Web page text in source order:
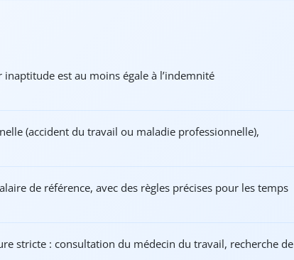
est au moins égale à l’indemnité
(accident du travail ou maladie professionnelle),
de référence, avec des règles précises pour les temps
stricte : consultation du médecin du travail, recherche de